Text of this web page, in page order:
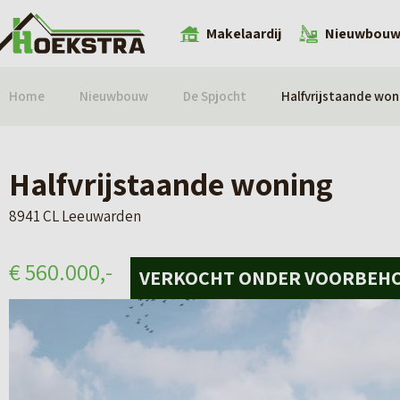
Makelaardij Nieuwbouw
Home Nieuwbouw De Spjocht Halfvrijstaande
Halfvrijstaande woning
8941 CL Leeuwarden
€ 560.000,- VERKOCHT ONDER